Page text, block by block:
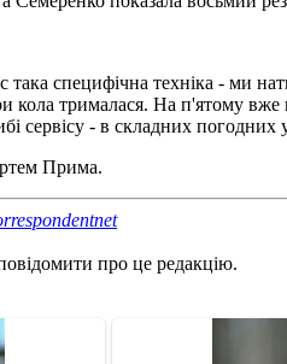
специфічна техніка - ми
трималася. На п'ятому вже
сервісу - в складних
Прима.
про це редакцію.